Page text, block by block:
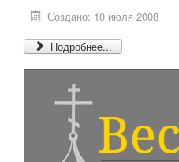
Создано: 10 июля 2008
Подробнее...